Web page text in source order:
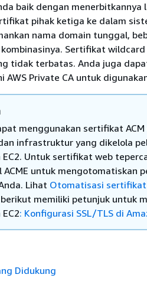
baik dengan menerbitkannya
pihak ketiga ke dalam
nama domain tunggal,
Sertifikat
tidak terbatas. Anda juga
Private CA untuk
menggunakan sertifikat
infrastruktur yang dikelola
EC2. Untuk sertifikat web
ACME untuk mengotomatiskan
Lihat Otomatisasi sertifikat
memiliki petunjuk untuk
: Konfigurasi SSL/TLS di
Didukung